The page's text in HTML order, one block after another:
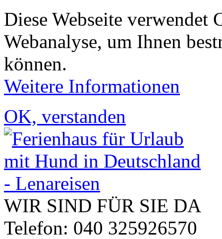
Diese Webseite verwendet
Webanalyse, um Ihnen
können.
Weitere Informationen
OK, verstanden
WIR SIND FÜR SIE DA
Telefon: 040 325926570